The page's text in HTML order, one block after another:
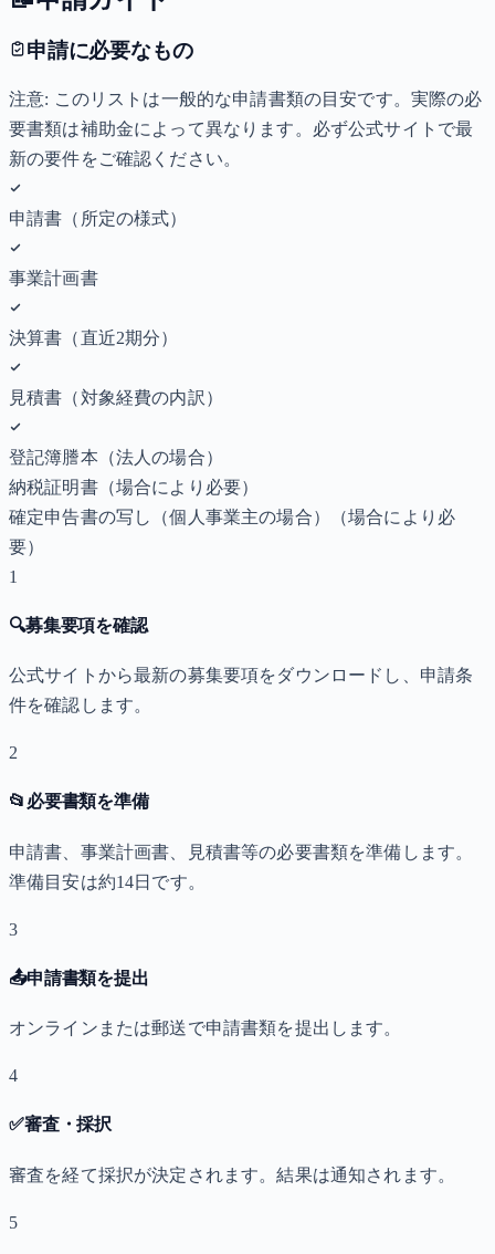
申請に必要なもの
注意: このリストは一般的な申請書類の目安です。実際の必
要書類は補助金によって異なります。必ず公式サイトで最
新の要件をご確認ください。
申請書（所定の様式）
事業計画書
決算書（直近2期分）
見積書（対象経費の内訳）
登記簿謄本（法人の場合）
納税証明書（場合により必要）
確定申告書の写し（個人事業主の場合）
（場合により必
要）
1
🔍募集要項を確認
公式サイトから最新の募集要項をダウンロードし、申請条
件を確認します。
2
📂 必要書類を準備
申請書、事業計画書、見積書等の必要書類を準備します。
準備目安は約14日です。
3
📤申請書類を提出
オンラインまたは郵送で申請書類を提出します。
4
✅審査・採択
審査を経て採択が決定されます。結果は通知されます。
5